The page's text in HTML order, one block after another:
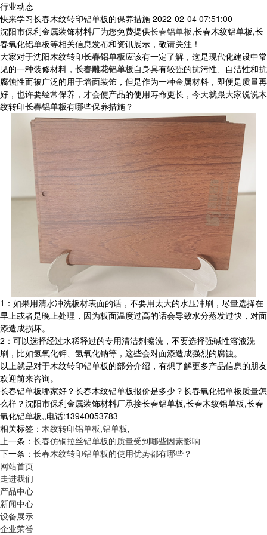
行业动态
快来学习长春木纹转印铝单板的保养措施 2022-02-04 07:51:00
沈阳市保利金属装饰材料厂为您免费提供长春铝单板,长春木纹铝单板,长
春氧化铝单板等相关信息发布和资讯展示，敬请关注！
大家对于沈阳木纹转印长春铝单板应该有一定了解，这是现代化建设中常
见的一种装修材料， 长春雕花铝单板自身具有较强的抗污性、自洁性和抗
腐蚀性而被广泛的用于墙面装饰，但是作为一种金属材料，即便是质量再
好，也许要经常保养，才会使产品的使用寿命更长，今天就跟大家说说木
纹转印长春铝单板有哪些保养措施？
1：如果用清水冲洗板材表面的话，不要用太大的水压冲刷，尽量选择在
早上或者是晚上处理，因为板面温度过高的话会导致水分蒸发过快，对面
漆造成损坏。
2：可以选择经过水稀释过的专用清洁剂擦洗，不要选择强碱性溶液洗
刷，比如氢氧化钾、氢氧化钠等，这些会对面漆造成强烈的腐蚀。
以上就是对于木纹转印铝单板的部分介绍，有想了解更多产品信息的朋友
欢迎前来咨询。
长春铝单板哪家好？长春木纹铝单板报价是多少？长春氧化铝单板质量怎
么样？沈阳市保利金属装饰材料厂承接长春铝单板,长春木纹铝单板,长春
氧化铝单板,,电话:13940053783
相关标签： 木纹转印铝单板,铝单板,
上一条： 长春仿铜拉丝铝单板的质量受到哪些因素影响
下一条： 长春木纹转印铝单板的使用优势都有哪些？
网站首页
走进我们
产品中心
新闻中心
设备展示
企业荣誉